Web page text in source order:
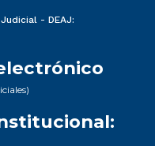
- DEAJ: